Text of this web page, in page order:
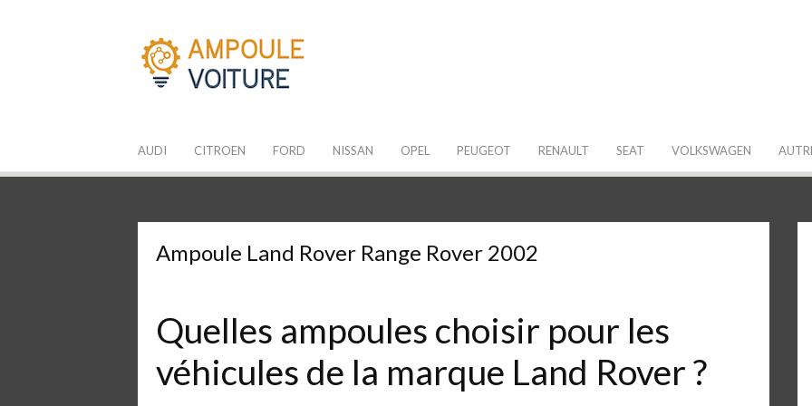
AUDI CITROEN FORD NISSAN OPEL PEUGEOT RENAULT SEAT VOLKSWAGEN
Ampoule Land Rover Range Rover 2002
Quelles ampoules choisir pour les
véhicules de la marque Land Rover ?